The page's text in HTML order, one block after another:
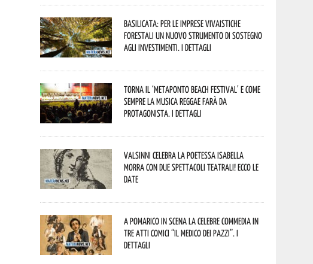
Basilicata: per le imprese vivaistiche
forestali un nuovo strumento di sostegno
agli investimenti. I dettagli
Torna il ‘Metaponto beach festival’ e come
sempre la musica reggae farà da
protagonista. I dettagli
Valsinni celebra la poetessa Isabella
Morra con due spettacoli teatrali! Ecco le
date
A Pomarico in scena la celebre commedia in
tre atti comici “Il medico dei pazzi”. I
dettagli